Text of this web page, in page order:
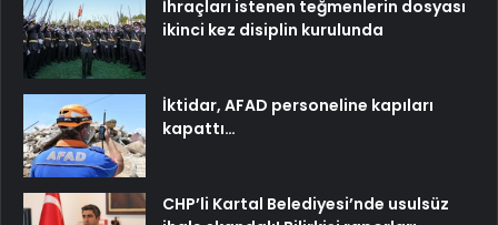
İhraçları istenen teğmenlerin dosyası
ikinci kez disiplin kurulunda
İktidar, AFAD personeline kapıları
kapattı…
CHP’li Kartal Belediyesi’nde usulsüz